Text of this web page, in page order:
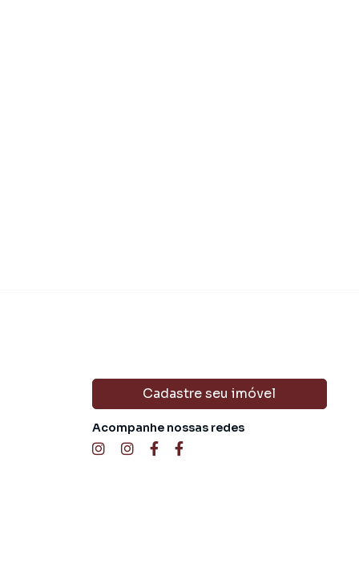
Cadastre seu imóvel
Acompanhe nossas redes